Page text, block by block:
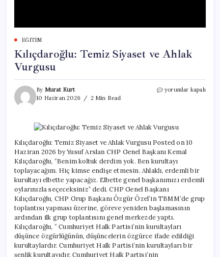
EĞITIM
Kılıçdaroğlu: Temiz Siyaset ve Ahlak
Vurgusu
By Murat Kurt
10 Haziran 2026
2 Min Read
Kılıçdaroğlu:
Vurgusu
için
yorumlar kapalı
Kılıçdaroğlu: Temiz Siyaset ve Ahlak Vurgusu Posted on 10
Haziran 2026 by Yusuf Arslan CHP Genel Başkanı Kemal
Kılıçdaroğlu, “Benim koltuk derdim yok. Ben kurultayı
toplayacağım. Hiç kimse endişe etmesin. Ahlaklı, erdemli bir
kurultayı elbette yapacağız. Elbette genel başkanımızı erdemli
oylarınızla seçeceksiniz” dedi. CHP Genel Başkanı
Kılıçdaroğlu, CHP Grup Başkanı Özgür Özel’in TBMM’de grup
toplantısı yapması üzerine, göreve yeniden başlamasının
ardından ilk grup toplantısını genel merkezde yaptı.
Kılıçdaroğlu, ” Cumhuriyet Halk Partisi’nin kurultayları
düşünce özgürlüğünün, düşüncelerin özgürce ifade edildiği
kurultaylardır. Cumhuriyet Halk Partisi’nin kurultayları bir
şenlik kurultayıdır. Cumhuriyet Halk Partisi’nin